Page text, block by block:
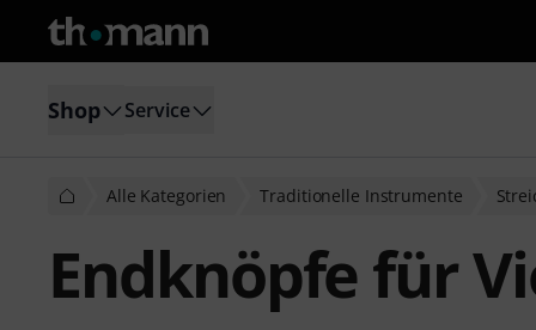
Shop Service
Alle Kategorien Traditionelle Instrumente
Endknöpfe für